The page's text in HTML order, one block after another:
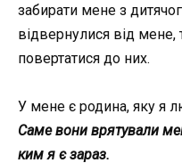
забирати мене з
відвернулися від мене,
повертатися до них.
У мене є родина, яку я
Саме вони врятували
ким я є зараз.